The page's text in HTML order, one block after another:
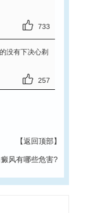
733
没有下决心剃
257
【返回顶部】
风有哪些危害?